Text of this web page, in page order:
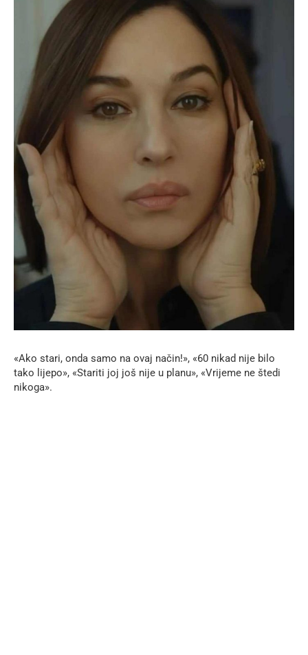
«Ako stari, onda samo na ovaj način!», «60 nikad nije bilo
tako lijepo», «Stariti joj još nije u planu», «Vrijeme ne štedi
nikoga».